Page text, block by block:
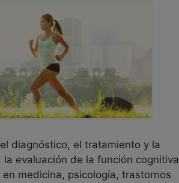
diagnóstico, el tratamiento y la
evaluación de la función cognitiva
medicina, psicología, trastornos